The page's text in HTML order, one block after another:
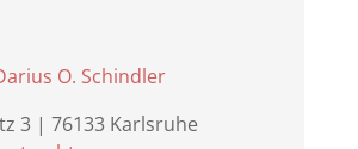
O. Schindler
3 | 76133 Karlsruhe